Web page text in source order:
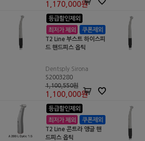
1,170,000원
T2 Line 부스트 하이스피
드 핸드피스 옵틱
Dentsply Sirona
S2003280
1,100,550원
1,100,000원
T2 Line 콘트라 앵글 핸
드피스 옵틱